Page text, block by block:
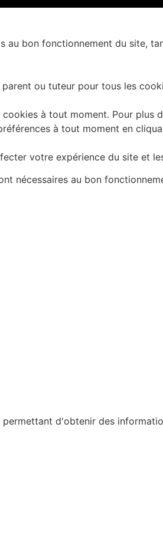
bon fonctionnement du site,
ou tuteur pour tous les
à tout moment. Pour plus
à tout moment en
votre expérience du site et
nécessaires au bon
d'obtenir des